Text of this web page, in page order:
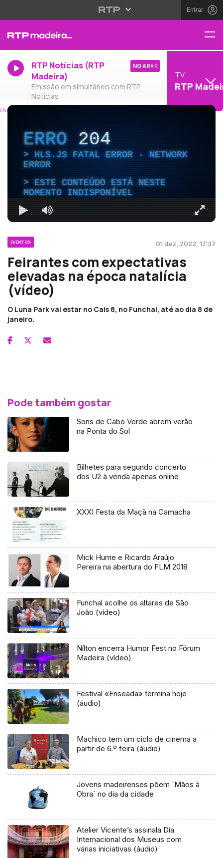
Entrar
RTP Notícias (RTP
Madeira)
Emissão em simultâneo com RTP
Notícias
NO AR
TV
RTP
ERRO204
HLS.JS FATAL ERROR - NETWORK
ERROR
ESTE CONTEÚDO ESTÁ NESTE
MOMENTO INDISPONÍVEL
EVENTOS 01 dez, 2022, 17:37
Feirantes com expectativas
elevadas na época natalícia
(vídeo)
O Luna Park vai estar no Cais 8, no Funchal, até ao dia 8 de
janeiro.
Pode também gostar
Sons de Cabo Verde abrem verão
na Ponta do Sol
Bilhetes para segundo concerto
dos U2 à venda apenas online
XXXI Festa da Maçã na Camacha
Mick Hume e Ricardo Araújo
Pereira na abertura do FLM 2018
Funchal acolhe os altares de São
João (vídeo)
Nílton encerra Humor Fest no Fórum
Madeira (vídeo)
Festival «Enseada» termina hoje
(áudio)
Machico tem um ciclo de cinema a
partir de 6.º feira (áudio)
Jovens madeirenses põem `Mãos à
Obra` no dia da cidade
Atelier Vicente’s assinala Dia
Internacional dos Museus com
várias iniciativas (áudio)